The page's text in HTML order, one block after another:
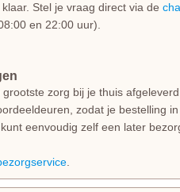
Stel je vraag direct via de
en 22:00 uur).
zorg bij je thuis
zodat je bestelling
eenvoudig zelf een later